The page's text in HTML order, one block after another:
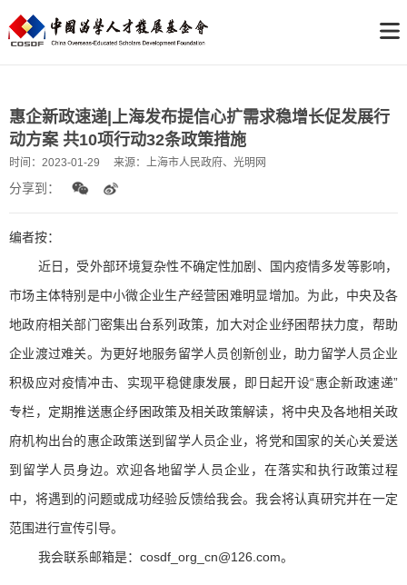
惠企新政速递|上海发布提信心扩需求稳增长促发展行
动方案 共10项行动32条政策措施
时间： 2023-01-29 来源： 上海市人民政府、光明网
分享到：
编者按：
近日，受外部环境复杂性不确定性加剧、国内疫情多发等影响，
市场主体特别是中小微企业生产经营困难明显增加。为此，中央及各
地政府相关部门密集出台系列政策，加大对企业纾困帮扶力度，帮助
企业渡过难关。为更好地服务留学人员创新创业，助力留学人员企业
积极应对疫情冲击、实现平稳健康发展，即日起开设“惠企新政速递”
专栏，定期推送惠企纾困政策及相关政策解读，将中央及各地相关政
府机构出台的惠企政策送到留学人员企业，将党和国家的关心关爱送
到留学人员身边。欢迎各地留学人员企业，在落实和执行政策过程
中，将遇到的问题或成功经验反馈给我会。我会将认真研究并在一定
范围进行宣传引导。
我会联系邮箱是：cosdf_org_cn@126.com。